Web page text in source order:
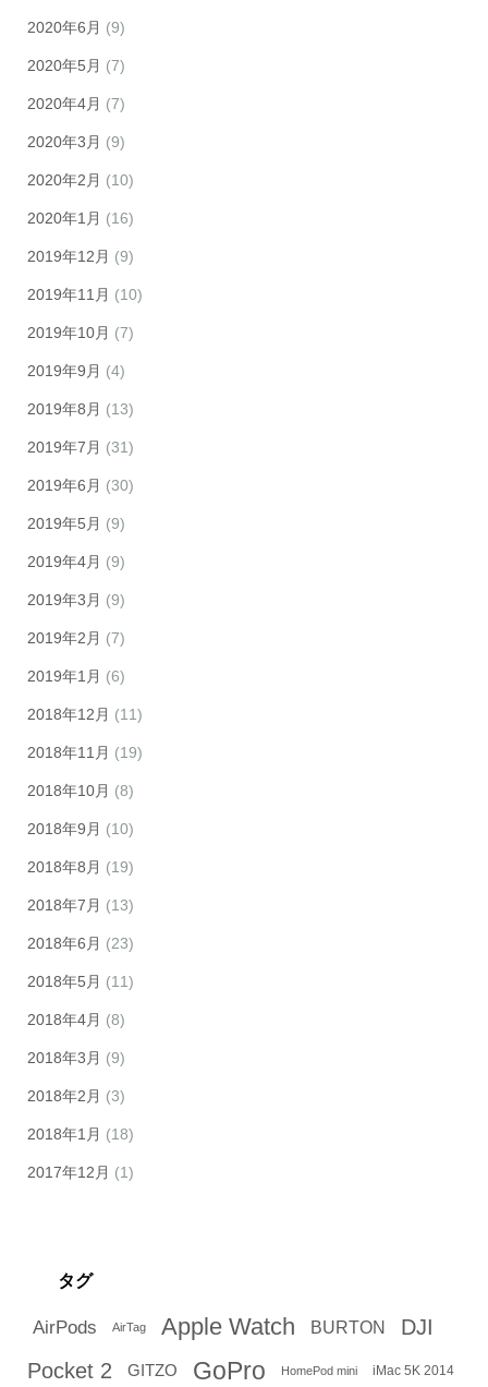
2020年6月 (9)
2020年5月 (7)
2020年4月 (7)
2020年3月 (9)
2020年2月 (10)
2020年1月 (16)
2019年12月 (9)
2019年11月 (10)
2019年10月 (7)
2019年9月 (4)
2019年8月 (13)
2019年7月 (31)
2019年6月 (30)
2019年5月 (9)
2019年4月 (9)
2019年3月 (9)
2019年2月 (7)
2019年1月 (6)
2018年12月 (11)
2018年11月 (19)
2018年10月 (8)
2018年9月 (10)
2018年8月 (19)
2018年7月 (13)
2018年6月 (23)
2018年5月 (11)
2018年4月 (8)
2018年3月 (9)
2018年2月 (3)
2018年1月 (18)
2017年12月 (1)
タグ
AirPods AirTag Apple Watch BURTON
DJI
Pocket 2
GITZO GoPro HomePod mini iMac 5K 2014